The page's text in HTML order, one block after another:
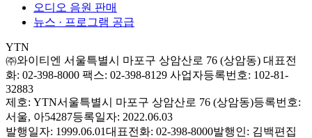
오디오 음원 판매
뉴스 · 프로그램 공급
YTN
㈜와이티엔 서울특별시 마포구 상암산로 76 (상암동) 대표전
화: 02-398-8000 팩스: 02-398-8129 사업자등록번호: 102-81-
32883
제호: YTN서울특별시 마포구 상암산로 76 (상암동)등록번호:
서울, 아54287등록일자: 2022.06.03
발행일자: 1999.06.01대표전화: 02-398-8000발행인: 김백편집